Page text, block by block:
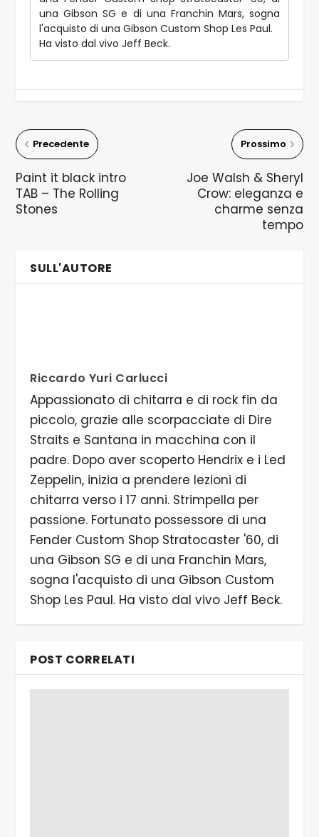
una Gibson SG e di una Franchin Mars, sogna
l'acquisto di una Gibson Custom Shop Les Paul.
Ha visto dal vivo Jeff Beck.
Precedente
Paint it black intro
TAB – The Rolling
Stones
Prossimo
Joe Walsh & Sheryl
Crow: eleganza e
charme senza
tempo
SULL'AUTORE
Riccardo Yuri Carlucci
Appassionato di chitarra e di rock fin da
piccolo, grazie alle scorpacciate di Dire
Straits e Santana in macchina con il
padre. Dopo aver scoperto Hendrix e i Led
Zeppelin, inizia a prendere lezioni di
chitarra verso i 17 anni. Strimpella per
passione. Fortunato possessore di una
Fender Custom Shop Stratocaster '60, di
una Gibson SG e di una Franchin Mars,
sogna l'acquisto di una Gibson Custom
Shop Les Paul. Ha visto dal vivo Jeff Beck.
POST CORRELATI